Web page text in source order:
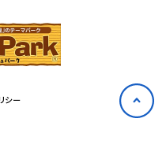
シー